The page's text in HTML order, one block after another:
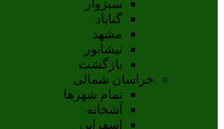
سبزوار
گناباد
مشهد
نيشابور
بازگشت
خراسان شمالی
تمام شهر‌ها
آشخانه
اسفراين